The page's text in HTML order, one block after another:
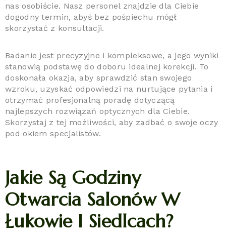
nas osobiście. Nasz personel znajdzie dla Ciebie
dogodny termin, abyś bez pośpiechu mógł
skorzystać z konsultacji.
Badanie jest precyzyjne i kompleksowe, a jego wyniki
stanowią podstawę do doboru idealnej korekcji. To
doskonała okazja, aby sprawdzić stan swojego
wzroku, uzyskać odpowiedzi na nurtujące pytania i
otrzymać profesjonalną poradę dotyczącą
najlepszych rozwiązań optycznych dla Ciebie.
Skorzystaj z tej możliwości, aby zadbać o swoje oczy
pod okiem specjalistów.
Jakie Są Godziny
Otwarcia Salonów W
Łukowie I Siedlcach?